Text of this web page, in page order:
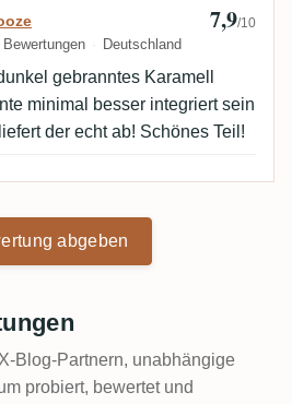
Deutschland
7,9/10
gebranntes Karamell
minimal besser integriert sein
der echt ab! Schönes Teil!
abgeben
Blog-Partnern, unabhängige
probiert, bewertet und